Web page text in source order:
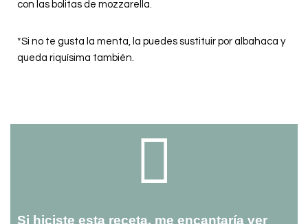
con las bolitas de mozzarella.
*Si no te gusta la menta, la puedes sustituir por albahaca y
queda riquísima también.
Si hiciste esta receta, me encantaría ver